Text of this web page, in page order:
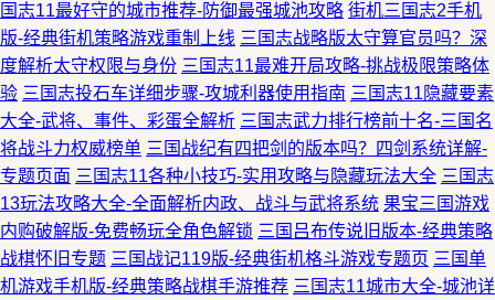
国志11最好守的城市推荐-防御最强城池攻略 街机三国志2手机
版-经典街机策略游戏重制上线 三国志战略版太守算官员吗？深
度解析太守权限与身份 三国志11最难开局攻略-挑战极限策略体
验 三国志投石车详细步骤-攻城利器使用指南 三国志11隐藏要素
大全-武将、事件、彩蛋全解析 三国志武力排行榜前十名-三国名
将战斗力权威榜单 三国战纪有四把剑的版本吗？四剑系统详解-
专题页面 三国志11各种小技巧-实用攻略与隐藏玩法大全 三国志
13玩法攻略大全-全面解析内政、战斗与武将系统 果宝三国游戏
内购破解版-免费畅玩全角色解锁 三国吕布传说旧版本-经典策略
战棋怀旧专题 三国战记119版-经典街机格斗游戏专题页 三国单
机游戏手机版-经典策略战棋手游推荐 三国志11城市大全-城池详